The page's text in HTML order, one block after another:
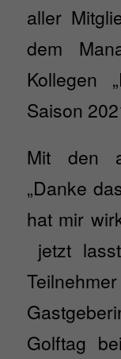
aller
dem
Kollegen
Saison
Mit den
„Danke
hat mir
jetzt
Golftag
Nur
Essenzielle Cookies
Externe Medien
Inhalte von
standardmäßig
werden, bedarf der
mehr.
powered by Borlabs